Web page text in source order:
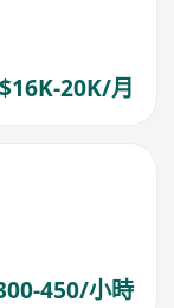
$16K-20K/月
450/小時